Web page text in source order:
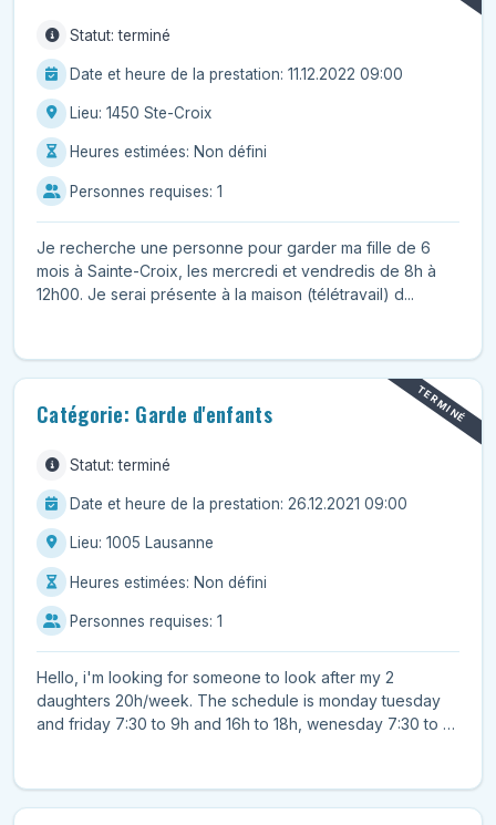
Statut: terminé
Date et heure de la prestation: 11.12.2022 09:00
Lieu: 1450 Ste-Croix
Heures estimées: Non défini
Personnes requises: 1
Je recherche une personne pour garder ma fille de 6
mois à Sainte-Croix, les mercredi et vendredis de 8h à
12h00. Je serai présente à la maison (télétravail) d...
TERMINÉ
Catégorie: Garde d'enfants
Statut: terminé
Date et heure de la prestation: 26.12.2021 09:00
Lieu: 1005 Lausanne
Heures estimées: Non défini
Personnes requises: 1
Hello, i'm looking for someone to look after my 2
daughters 20h/week. The schedule is monday tuesday
and friday 7:30 to 9h and 16h to 18h, wenesday 7:30 to 9